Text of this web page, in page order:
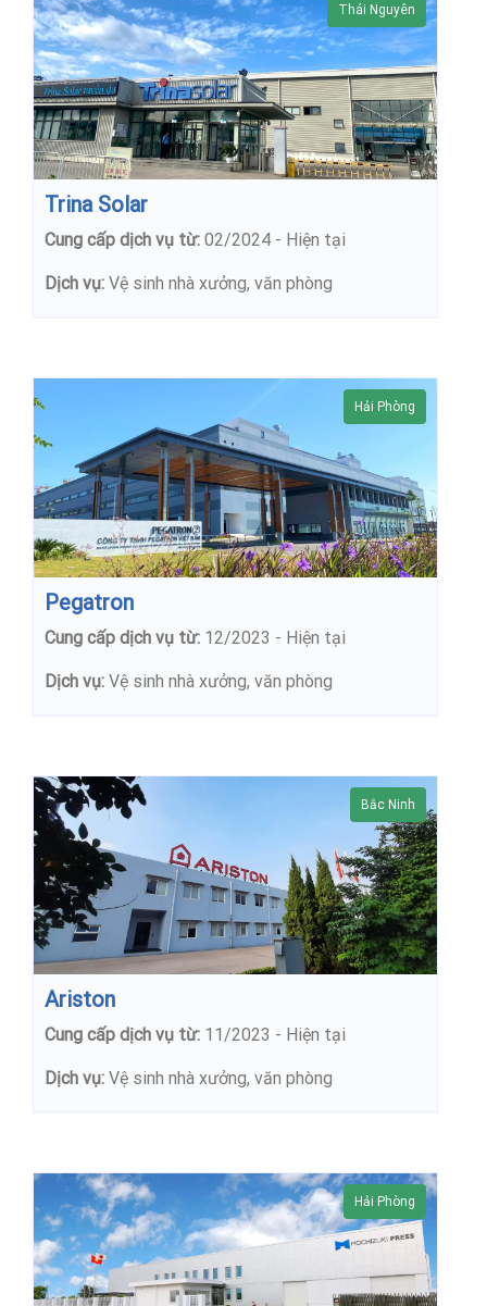
Thái Nguyên
Trina Solar
Cung cấp dịch vụ từ: 02/2024 - Hiện tại
Dịch vụ: Vệ sinh nhà xưởng, văn phòng
Hải Phòng
Pegatron
Cung cấp dịch vụ từ: 12/2023 - Hiện tại
Dịch vụ: Vệ sinh nhà xưởng, văn phòng
Bắc Ninh
Ariston
Cung cấp dịch vụ từ: 11/2023 - Hiện tại
Dịch vụ: Vệ sinh nhà xưởng, văn phòng
Hải Phòng